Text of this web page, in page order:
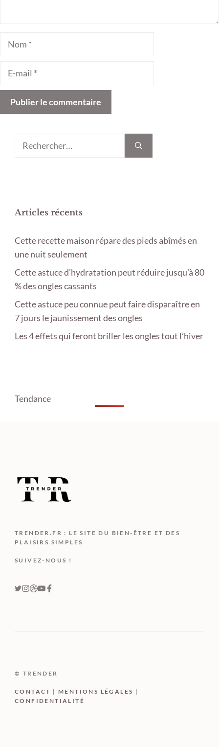
Nom
Rechercher :
Articles récents
Cette recette maison répare des pieds abîmés en
une nuit seulement
Cette astuce d’hydratation peut réduire jusqu’à 80
% des ongles cassants
Cette astuce peu connue peut faire disparaître en
7 jours le jaunissement des ongles
Les 4 effets qui feront briller les ongles tout l’hiver
Tendance
TRENDER.FR : LE SITE DU BIEN-ÊTRE ET DES
PLAISIRS SIMPLES
SUIVEZ-NOUS !
© TRENDER
CONTACT | MENTIONS LÉGALES |
CONFIDENTIALITÉ